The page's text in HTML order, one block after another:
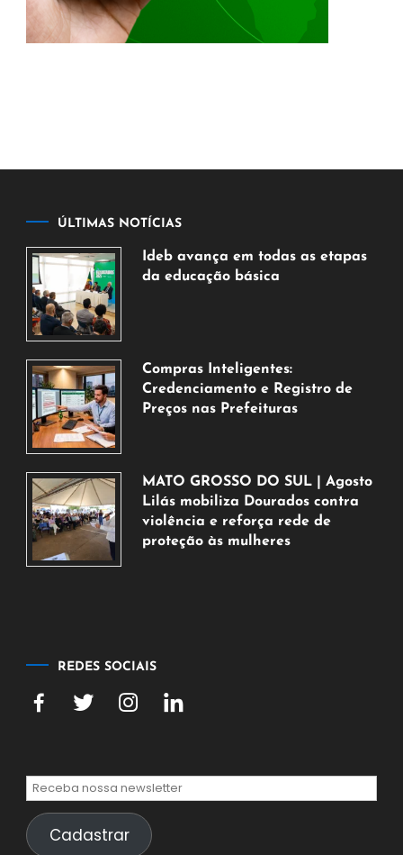
ÚLTIMAS NOTÍCIAS
Ideb avança em todas as etapas
da educação básica
de
2026
Compras Inteligentes:
Credenciamento e Registro de
Preços nas Prefeituras
agosto
de
2026
MATO GROSSO DO SUL | Agosto
Lilás mobiliza Dourados contra
violência e reforça rede de
proteção às mulheres
REDES SOCIAIS
Cadastrar